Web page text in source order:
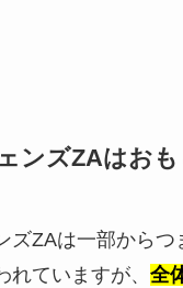
ンズZAはお
ズZAは一部からつ
れていますが、 全